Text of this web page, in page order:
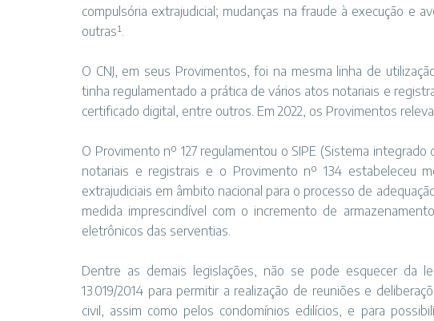
compulsória extrajudicial; mudanças na fraude à execução e
outras¹.
O CNJ, em seus Provimentos, foi na mesma linha de
tinha regulamentado a prática de vários atos notariais e
certificado digital, entre outros. Em 2022, os Provimentos
O Provimento nº 127 regulamentou o SIPE (Sistema
notariais e registrais e o Provimento nº 134 estabeleceu
extrajudiciais em âmbito nacional para o processo de
medida imprescindível com o incremento de
eletrônicos das serventias.
Dentre as demais legislações, não se pode esquecer da
13.019/2014 para permitir a realização de reuniões e
civil, assim como pelos condomínios edilícios, e para